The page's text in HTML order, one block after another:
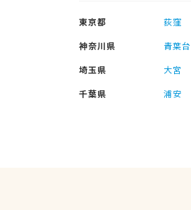
東京都 荻窪
神奈川県
青葉台
埼玉県
大宮
千葉県
浦安